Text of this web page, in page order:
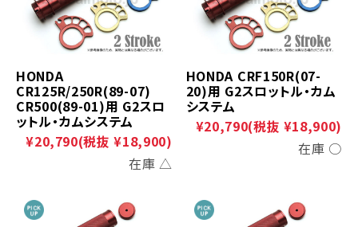
HONDA
CR125R/250R(89-07)
CR500(89-01)用 G2スロ
ットル・カムシステム
¥20,790(税抜 ¥18,900)
在庫 △
HONDA CRF150R(07-
20)用 G2スロットル・カム
システム
¥20,790(税抜 ¥18,900)
在庫 ○